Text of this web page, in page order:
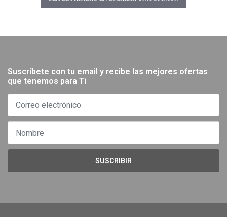
Suscríbete con tu email y recibe las mejores ofertas
que tenemos para Ti
SUSCRIBIR